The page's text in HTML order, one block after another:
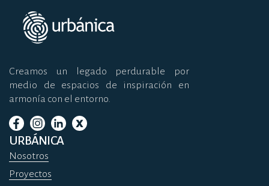
Creamos un legado perdurable por
medio de espacios de inspiración en
armonía con el entorno.
URBÁNICA
Nosotros
Proyectos